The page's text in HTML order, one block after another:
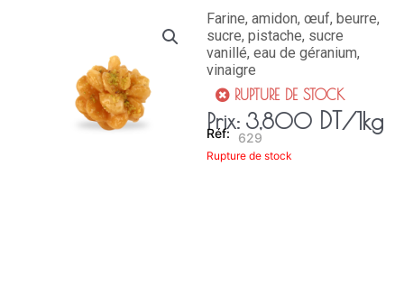
Farine, amidon, œuf, beurre,
sucre, pistache, sucre
vanillé, eau de géranium,
vinaigre
RUPTURE DE STOCK
Prix: 3,800 DT/1kg
629
Rupture de stock